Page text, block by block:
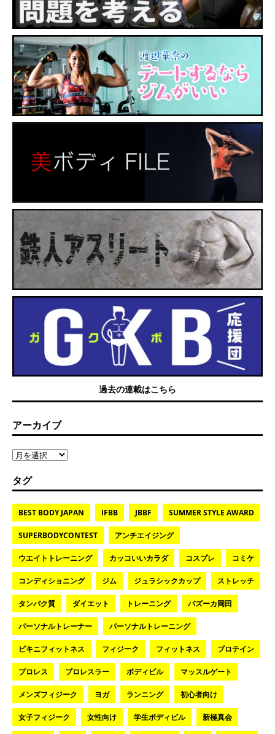
過去の連載はこちら
アーカイブ
タグ
BEST BODY JAPAN IFBB JBBF SUMMER STYLE AWARD
SUPERBODYCONTEST アンチエイジング
ウエイトトレーニング カッコいいカラダ コスプレ コミケ
コンディショニング ジム ジュラシックカップ ストレッチ
タンパク質 ダイエット トレーニング バズーカ岡田
パーソナルトレーナー パーソナルトレーニング
ビキニフィットネス フィジーク フィットネス プロテイン
プロレス プロレスラー ボディビル マッスルゲート
メンズフィジーク ヨガ ランニング 初心者向け
女子フィジーク 女性向け 学生ボディビル 新極真会